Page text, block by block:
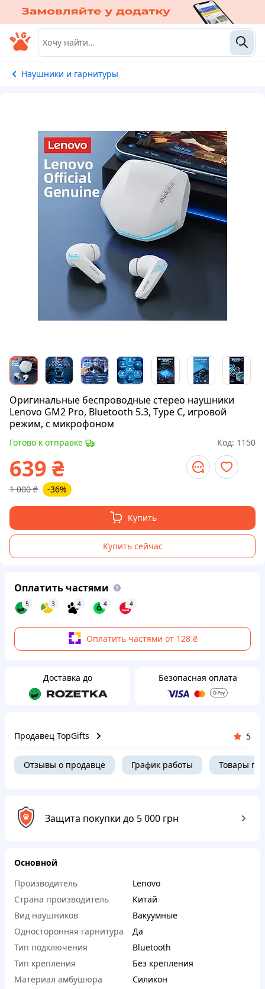
Наушники и гарнитуры
Оригинальные беспроводные стерео наушники
Lenovo GM2 Pro, Bluetooth 5.3, Type C, игровой
режим, с микрофоном
Готово к отправке Код: 1150
639 ₴
1 000 ₴ -36%
Купить
Купить сейчас
Оплатить частями
5 3 4 4 4
Оплатить частями от 128 ₴
Доставка до Безопасная оплата
Продавец TopGifts 5
Отзывы о продавце График работы Товары
Защита покупки до 5 000 грн
Основной
Производитель
Lenovo
Страна производитель
Китай
Вид наушников
Вакуумные
Односторонняя гарнитура
Да
Тип подключения
Bluetooth
Тип крепления
Без крепления
Материал амбушюра
Силикон